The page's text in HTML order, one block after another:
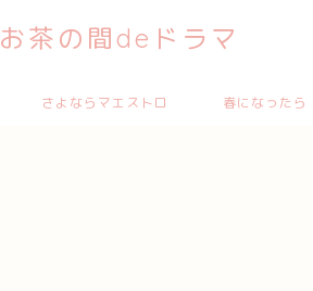
お茶の間deドラマ
さよならマエストロ 春になったら